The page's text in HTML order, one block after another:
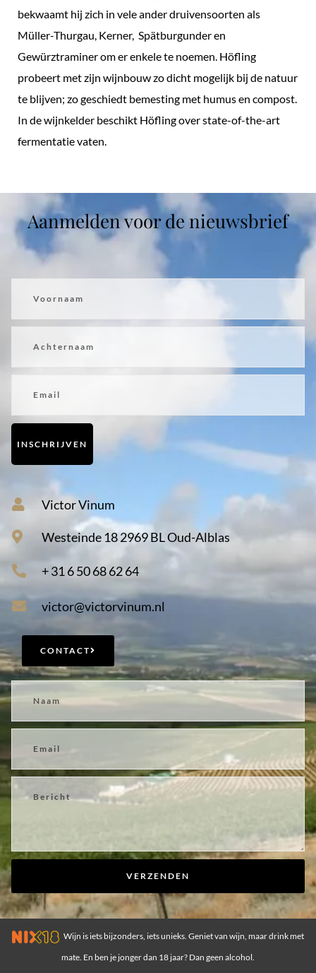
bekwaamt hij zich in vele ander druivensoorten als
Müller-Thurgau, Kerner, Spätburgunder en
Gewürztraminer om er enkele te noemen. Höfling
probeert met zijn wijnbouw zo dicht mogelijk bij de natuur
te blijven; zo geschiedt bemesting met humus en compost.
In de wijnkelder beschikt Höfling over state-of-the-art
fermentatie vaten.
Aanmelden voor de nieuwsbrief
INSCHRIJVEN
Victor Vinum
Westeinde 18 2969 BL Oud-Alblas
+ 31 6 50 68 62 64
victor@victorvinum.nl
CONTACT
VERZENDEN
Wijn is iets bijzonders, iets unieks. Geniet van wijn, maar drink met
mate. En ben je jonger dan 18 jaar? Dan geen alcohol.